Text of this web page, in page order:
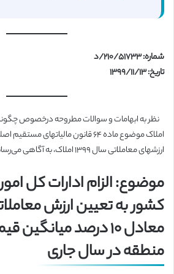
شماره: ۲۱۰/۵۱۷۳۳/د
تاریخ: ۱۳۹۹/۱۱/۱۳
نظر به ابهامات و سوالات مطروحه درخصوص
ارزش­های معاملاتی سال ۱۳۹۹ املاک، به آگاهی می‌رساند:
موضوع: الزام ادارات کل
معادل ۱۰ درصد
منطقه در سال جاری